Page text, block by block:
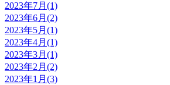
2023年7月(1)
2023年6月(2)
2023年5月(1)
2023年4月(1)
2023年3月(1)
2023年2月(2)
2023年1月(3)